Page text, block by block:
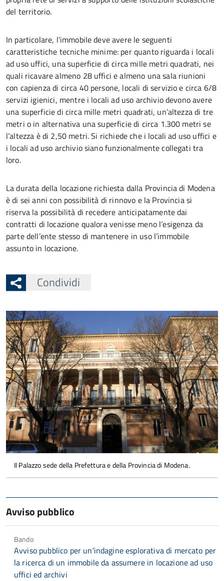
del territorio.
In particolare, l’immobile deve avere le seguenti
caratteristiche tecniche minime: per quanto riguarda i locali
ad uso uffici, una superficie di circa mille metri quadrati, nei
quali ricavare almeno 28 uffici e almeno una sala riunioni
con capienza di circa 40 persone, locali di servizio e circa 6/8
servizi igienici, mentre i locali ad uso archivio devono avere
una superficie di circa mille metri quadrati, un’altezza di tre
metri o in alternativa una superficie di circa 1.300 metri se
l’altezza è di 2,50 metri. Si richiede che i locali ad uso uffici e
i locali ad uso archivio siano funzionalmente collegati tra
loro.
La durata della locazione richiesta dalla Provincia di Modena
è di sei anni con possibilità di rinnovo e la Provincia si
riserva la possibilità di recedere anticipatamente dai
contratti di locazione qualora venisse meno l’esigenza da
parte dell’ente stesso di mantenere in uso l’immobile
assunto in locazione.
Condividi
Il Palazzo sede della Prefettura e della Provincia di Modena.
Avviso pubblico
Bando
Avviso pubblico per un'indagine esplorativa di mercato per
la ricerca di un immobile da assumere in locazione ad uso
uffici ed archivi